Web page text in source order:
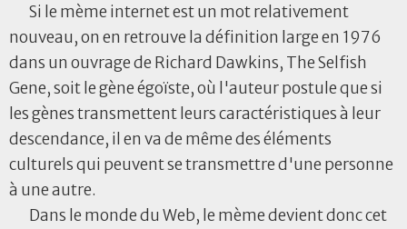
Si le mème internet est un mot relativement
nouveau, on en retrouve la définition large en 1976
dans un ouvrage de Richard Dawkins, The Selfish
Gene, soit le gène égoïste, où l'auteur postule que si
les gènes transmettent leurs caractéristiques à leur
descendance, il en va de même des éléments
culturels qui peuvent se transmettre d'une personne
à une autre.
Dans le monde du Web, le mème devient donc cet